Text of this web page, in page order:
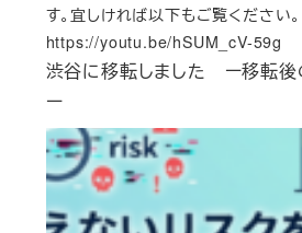
渋谷に移転しました ー移転後
ー
す。宜しければ以下もご覧ください。
https://youtu.be/hSUM_cV-59g